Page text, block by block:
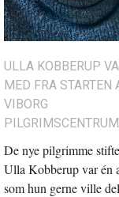
ULLA KOBBERUP
MED FRA STARTEN
VIBORG
De nye pilgrimme
Ulla Kobberup var én
som hun gerne ville